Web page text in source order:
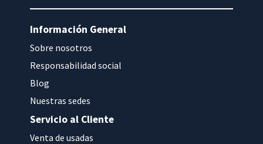
Información General
Sobre nosotros
Responsabilidad social
Blog
Nuestras sedes
Servicio al Cliente
Venta de usadas